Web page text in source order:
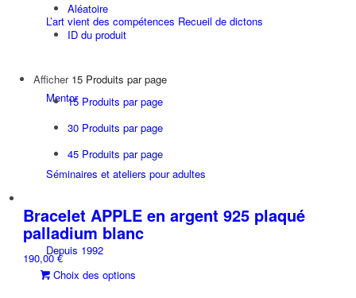
L’art vient des compétences Recueil de dictons
Mentor
Séminaires et ateliers pour adultes
Depuis 1992
Aléatoire
ID du produit
Afficher 15 Produits par page
15 Produits par page
30 Produits par page
45 Produits par page
Bracelet APPLE en argent 925 plaqué
palladium blanc
190,00€
Choix des options